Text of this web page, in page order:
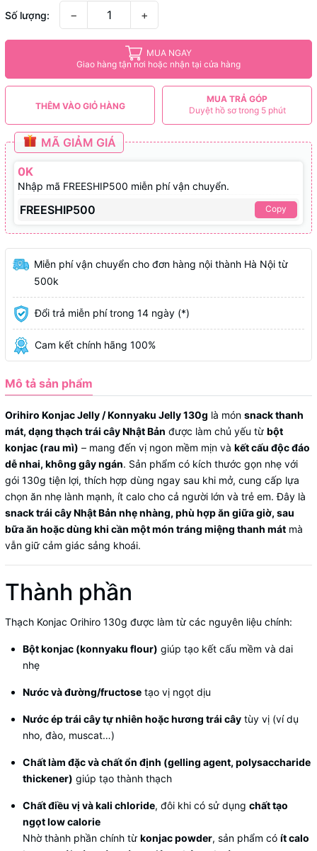
Số lượng: − +
MUA NGAY
Giao hàng tận nơi hoặc nhận tại cửa hàng
THÊM VÀO GIỎ HÀNG
MUA TRẢ GÓP
Duyệt hồ sơ trong 5 phút
MÃ GIẢM GIÁ
0K
Nhập mã FREESHIP500 miễn phí vận chuyển.
FREESHIP500 Copy
Miễn phí vận chuyển cho đơn hàng nội thành Hà Nội từ
500k
Đổi trả miễn phí trong 14 ngày (*)
Cam kết chính hãng 100%
Mô tả sản phẩm
Orihiro Konjac Jelly / Konnyaku Jelly 130g là món snack thanh
mát, dạng thạch trái cây Nhật Bản được làm chủ yếu từ bột
konjac (rau mì) – mang đến vị ngon mềm mịn và kết cấu độc đáo
dễ nhai, không gây ngán. Sản phẩm có kích thước gọn nhẹ với
gói 130g tiện lợi, thích hợp dùng ngay sau khi mở, cung cấp lựa
chọn ăn nhẹ lành mạnh, ít calo cho cả người lớn và trẻ em. Đây là
snack trái cây Nhật Bản nhẹ nhàng, phù hợp ăn giữa giờ, sau
bữa ăn hoặc dùng khi cần một món tráng miệng thanh mát mà
vẫn giữ cảm giác sảng khoái.
Thành phần
Thạch Konjac Orihiro 130g được làm từ các nguyên liệu chính:
Bột konjac (konnyaku flour) giúp tạo kết cấu mềm và dai
nhẹ
Nước và đường/fructose tạo vị ngọt dịu
Nước ép trái cây tự nhiên hoặc hương trái cây tùy vị (ví dụ
nho, đào, muscat…)
Chất làm đặc và chất ổn định (gelling agent, polysaccharide
thickener) giúp tạo thành thạch
Chất điều vị và kali chloride, đôi khi có sử dụng chất tạo
ngọt low calorie
Nhờ thành phần chính từ konjac powder, sản phẩm có ít calo